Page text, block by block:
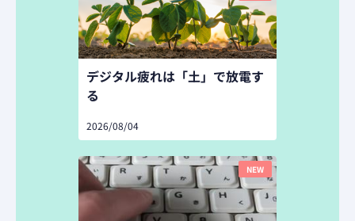
デジタル疲れは「土」で放電す
る
2026/08/04
NEW